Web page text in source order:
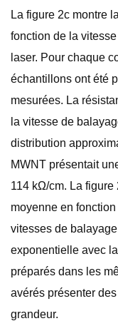
La figure 2c montre
fonction de la
laser. Pour chaque
échantillons ont été
mesurées. La
la vitesse de
distribution
MWNT présentait
114 kΩ/cm. La
moyenne en
vitesses de
exponentielle avec
préparés dans les
avérés présenter
grandeur.